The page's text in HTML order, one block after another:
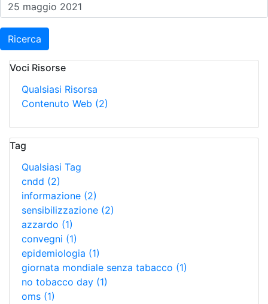
Ricerca
Voci Risorse
Qualsiasi Risorsa
Contenuto Web (2)
Tag
Qualsiasi Tag
cndd (2)
informazione (2)
sensibilizzazione (2)
azzardo (1)
convegni (1)
epidemiologia (1)
giornata mondiale senza tabacco (1)
no tobacco day (1)
oms (1)